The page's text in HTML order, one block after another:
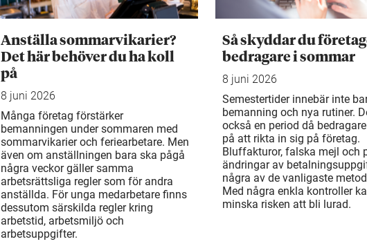
Anställa sommarvikarier?
Det här behöver du ha koll
på
8 juni 2026
Många företag förstärker
bemanningen under sommaren med
sommarvikarier och feriearbetare. Men
även om anställningen bara ska pågå
några veckor gäller samma
arbetsrättsliga regler som för andra
anställda. För unga medarbetare finns
dessutom särskilda regler kring
arbetstid, arbetsmiljö och
arbetsuppgifter.
Så skyddar du
bedragare i sommar
8 juni 2026
Semestertider innebär inte
bemanning och nya rutiner.
också en period då
på att rikta in sig på företag.
Bluffakturor, falska mejl och
ändringar av
några av de vanligaste
Med några enkla kontroller
minska risken att bli lurad.